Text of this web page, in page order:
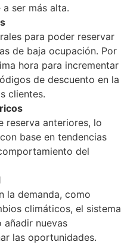
ser más alta.
para poder reservar
de baja ocupación. Por
hora para incrementar
de descuento en la
clientes.
reserva anteriores, lo
base en tendencias
del
la demanda, como
climáticos, el sistema
añadir nuevas
las oportunidades.